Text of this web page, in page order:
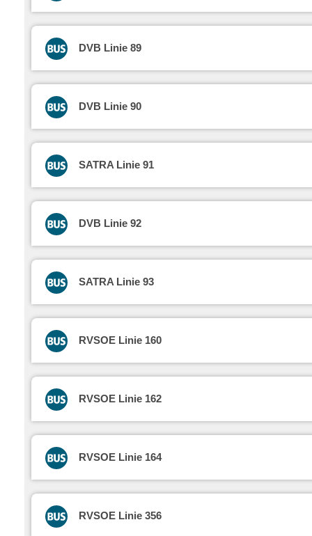
DVB Linie 89
DVB Linie 90
SATRA Linie 91
DVB Linie 92
SATRA Linie 93
RVSOE Linie 160
RVSOE Linie 162
RVSOE Linie 164
RVSOE Linie 356